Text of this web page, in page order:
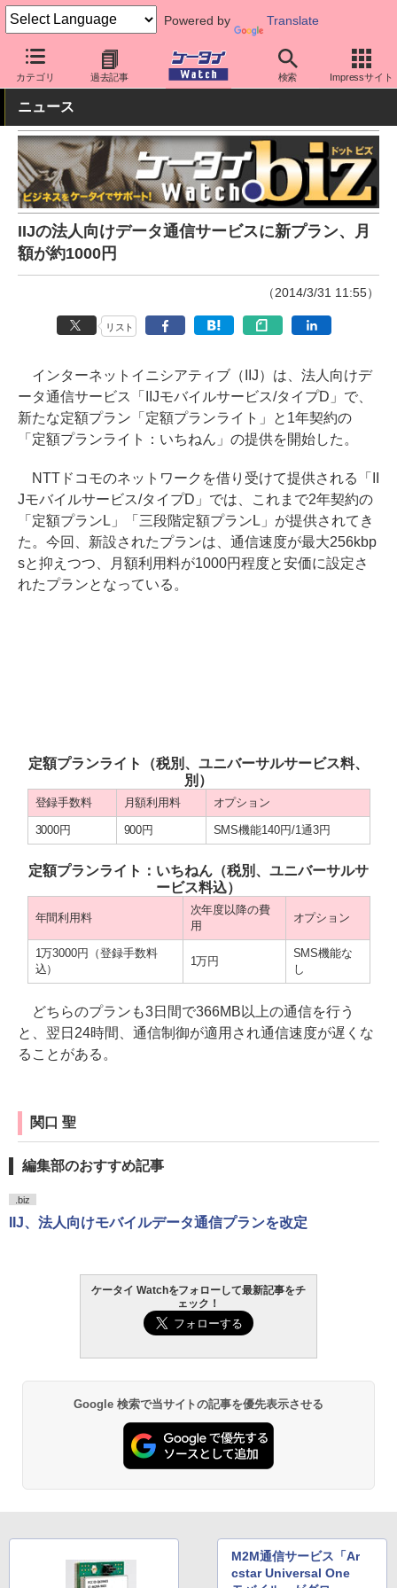
Powered by Translate
カテゴリ 過去記事 検索 Impressサイト
ケータイ Watch OS Android アプリ・サービス
ニュース
IIJの法人向けデータ通信サービスに新プラン、月
額が約1000円
（2014/3/31 11:55）
リスト
インターネットイニシアティブ（IIJ）は、法人向けデ
ータ通信サービス「IIJモバイルサービス/タイプD」で、
新たな定額プラン「定額プランライト」と1年契約の
「定額プランライト：いちねん」の提供を開始した。
NTTドコモのネットワークを借り受けて提供される「II
Jモバイルサービス/タイプD」では、これまで2年契約の
「定額プランL」「三段階定額プランL」が提供されてき
た。今回、新設されたプランは、通信速度が最大256kbp
sと抑えつつ、月額利用料が1000円程度と安価に設定さ
れたプランとなっている。
定額プランライト（税別、ユニバーサルサービス料、
別）
登録手数料 月額利用料 オプション
3000円 900円 SMS機能140円/1通3円
定額プランライト：いちねん（税別、ユニバーサルサ
ービス料込）
年間利用料
次年度以降の費
用
オプション
1万3000円（登録手数料
込）
1万円
SMS機能な
し
どちらのプランも3日間で366MB以上の通信を行う
と、翌日24時間、通信制御が適用され通信速度が遅くな
ることがある。
関口 聖
編集部のおすすめ記事
.biz
IIJ、法人向けモバイルデータ通信プランを改定
ケータイ Watchをフォローして最新記事をチ
ェック！
Google 検索で当サイトの記事を優先表示させる
M2M通信サービス「Ar
cstar Universal One